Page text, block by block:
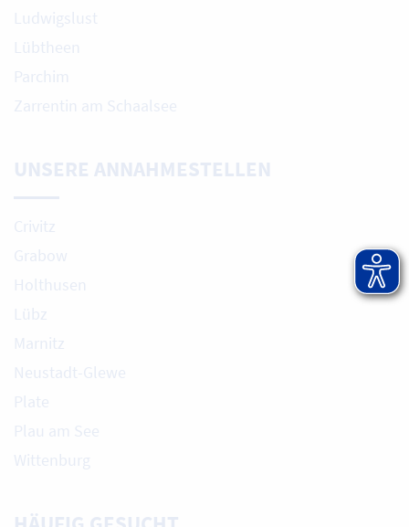
Ludwigslust
Lübtheen
Parchim
Zarrentin am Schaalsee
UNSERE ANNAHMESTELLEN
Crivitz
Grabow
Holthusen
Lübz
Marnitz
Neustadt-Glewe
Plate
Plau am See
Wittenburg